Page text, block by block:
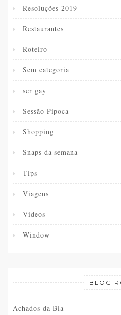
Resoluções 2019
Restaurantes
Roteiro
Sem categoria
ser gay
Sessão Pipoca
Shopping
Snaps da semana
Tips
Viagens
Vídeos
Window
BLOG
Achados da Bia